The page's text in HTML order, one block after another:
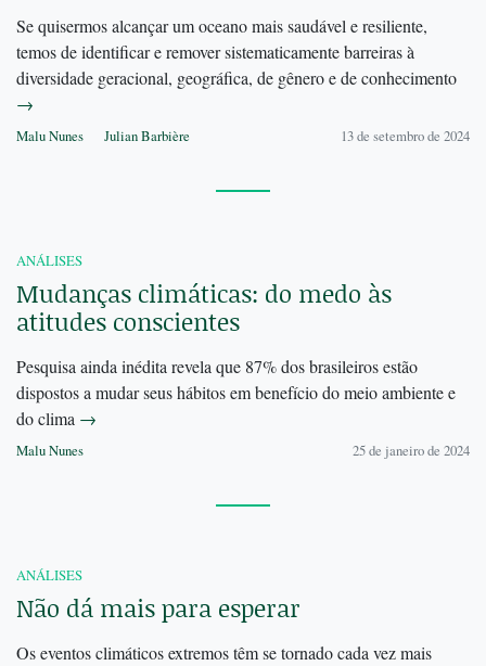
Se quisermos alcançar um oceano mais saudável e resiliente,
temos de identificar e remover sistematicamente barreiras à
diversidade geracional, geográfica, de gênero e de conhecimento
→
Malu Nunes Julian Barbière 13 de setembro de 2024
ANÁLISES
Mudanças climáticas: do medo às
atitudes conscientes
Pesquisa ainda inédita revela que 87% dos brasileiros estão
dispostos a mudar seus hábitos em benefício do meio ambiente e
do clima →
Malu Nunes 25 de janeiro de 2024
ANÁLISES
Não dá mais para esperar
Os eventos climáticos extremos têm se tornado cada vez mais